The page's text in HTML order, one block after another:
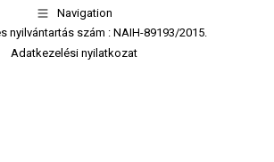
Navigation
nyilvántartás szám : NAIH-89193/2015.
Adatkezelési nyilatkozat